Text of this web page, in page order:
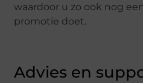
waardoor u zo ook nog
promotie doet.
Advies en